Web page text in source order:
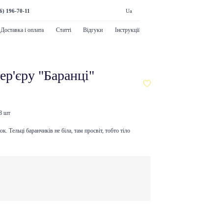
196-70-11 Ua
Доставка і оплата Статті Відгуки Інструкції
"Баранці"
шт
Тельці баранчиків не біла, там просвіт, тобто тіло